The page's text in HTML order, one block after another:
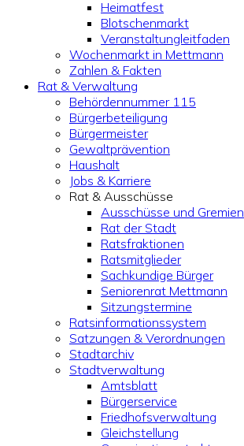
Heimatfest
Blotschenmarkt
Veranstaltungleitfaden
Wochenmarkt in Mettmann
Zahlen & Fakten
Rat & Verwaltung
Behördennummer 115
Bürgerbeteiligung
Bürgermeister
Gewaltprävention
Haushalt
Jobs & Karriere
Rat & Ausschüsse
Ausschüsse und Gremien
Rat der Stadt
Ratsfraktionen
Ratsmitglieder
Sachkundige Bürger
Seniorenrat Mettmann
Sitzungstermine
Ratsinformationssystem
Satzungen & Verordnungen
Stadtarchiv
Stadtverwaltung
Amtsblatt
Bürgerservice
Friedhofsverwaltung
Gleichstellung